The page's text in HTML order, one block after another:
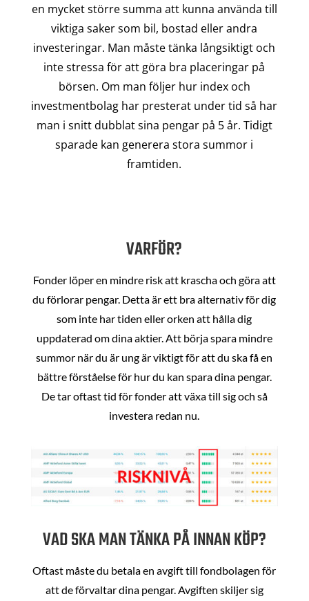
en mycket större summa att kunna använda till
viktiga saker som bil, bostad eller andra
investeringar. Man måste tänka långsiktigt och
inte stressa för att göra bra placeringar på
börsen. Om man följer hur index och
investmentbolag har presterat under tid så har
man i snitt dubblat sina pengar på 5 år. Tidigt
sparade kan generera stora summor i
framtiden.
VARFÖR?
Fonder löper en mindre risk att krascha och göra att
du förlorar pengar. Detta är ett bra alternativ för dig
som inte har tiden eller orken att hålla dig
uppdaterad om dina aktier. Att börja spara mindre
summor när du är ung är viktigt för att du ska få en
bättre förståelse för hur du kan spara dina pengar.
De tar oftast tid för fonder att växa till sig och så
investera redan nu.
VAD SKA MAN TÄNKA PÅ INNAN KÖP?
Oftast måste du betala en avgift till fondbolagen för
att de förvaltar dina pengar. Avgiften skiljer sig